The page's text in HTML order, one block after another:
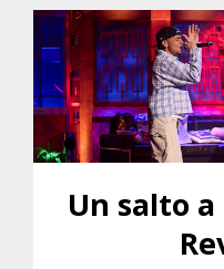
Un salto a